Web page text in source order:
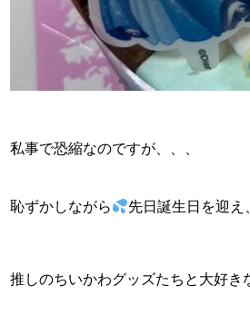
私事で恐縮なのですが、、、
恥ずかしながら 先日誕生日を迎え
推しのちいかわグッズたちと大好